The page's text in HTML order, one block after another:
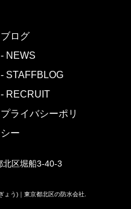
ブログ
- NEWS
- STAFFBLOG
- RECRUIT
プライバシーポリ
シー
北区堀船3-40-3
ょう)｜東京都北区の防水会社.